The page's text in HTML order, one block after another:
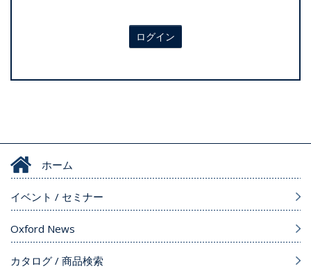
ログイン
ホーム
イベント / セミナー
Oxford News
カタログ / 商品検索